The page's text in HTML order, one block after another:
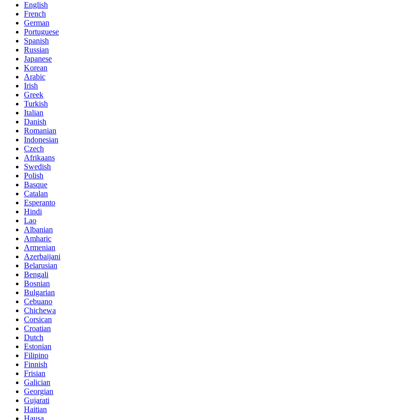
English
French
German
Portuguese
Spanish
Russian
Japanese
Korean
Arabic
Irish
Greek
Turkish
Italian
Danish
Romanian
Indonesian
Czech
Afrikaans
Swedish
Polish
Basque
Catalan
Esperanto
Hindi
Lao
Albanian
Amharic
Armenian
Azerbaijani
Belarusian
Bengali
Bosnian
Bulgarian
Cebuano
Chichewa
Corsican
Croatian
Dutch
Estonian
Filipino
Finnish
Frisian
Galician
Georgian
Gujarati
Haitian